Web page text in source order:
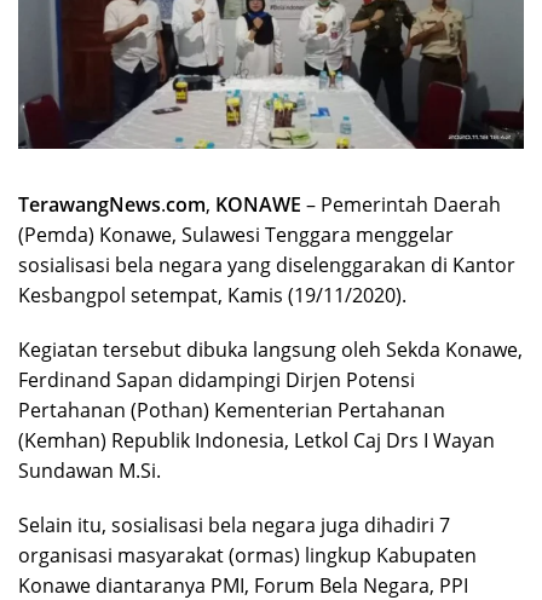
TerawangNews.com, KONAWE – Pemerintah Daerah
(Pemda) Konawe, Sulawesi Tenggara menggelar
sosialisasi bela negara yang diselenggarakan di Kantor
Kesbangpol setempat, Kamis (19/11/2020).
Kegiatan tersebut dibuka langsung oleh Sekda Konawe,
Ferdinand Sapan didampingi Dirjen Potensi
Pertahanan (Pothan) Kementerian Pertahanan
(Kemhan) Republik Indonesia, Letkol Caj Drs I Wayan
Sundawan M.Si.
Selain itu, sosialisasi bela negara juga dihadiri 7
organisasi masyarakat (ormas) lingkup Kabupaten
Konawe diantaranya PMI, Forum Bela Negara, PPI